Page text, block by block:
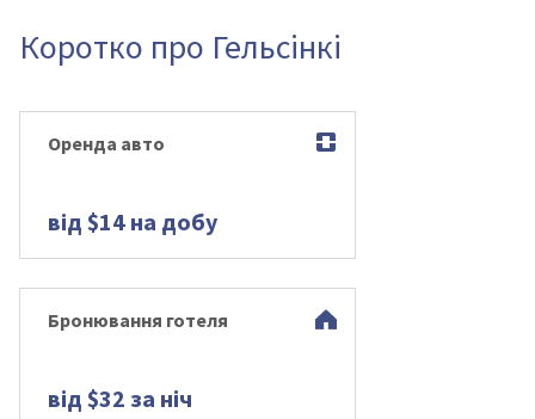
Коротко про Гельсінкі
Оренда авто
від $14 на добу
Бронювання готеля
від $32 за ніч